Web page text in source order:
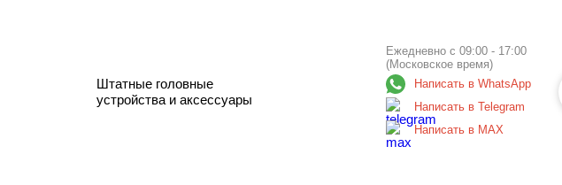
Штатные головные
устройства и аксессуары
Ежедневно с 09:00 - 17:00
(Московское время)
Написать в WhatsApp
Написать в Telegram
Написать в МАХ